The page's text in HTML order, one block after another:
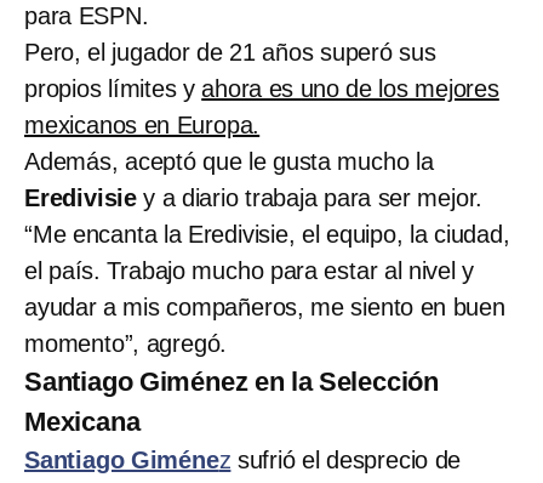
para ESPN.
Pero, el jugador de 21 años superó sus
propios límites yahora es uno de los mejores
mexicanos en Europa.
Además, aceptó que le gusta mucho la
Eredivisie y a diario trabaja para ser mejor.
“Me encanta la Eredivisie, el equipo, la ciudad,
el país. Trabajo mucho para estar al nivel y
ayudar a mis compañeros, me siento en buen
momento”, agregó.
Santiago Giménez en la Selección
Mexicana
Santiago Giménez sufrió el desprecio de